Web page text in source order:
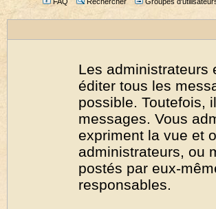
Les administrateurs
éditer tous les
possible. Toutefois,
messages. Vous
expriment la vue et
administrateurs, ou
postés par eux-
responsables.